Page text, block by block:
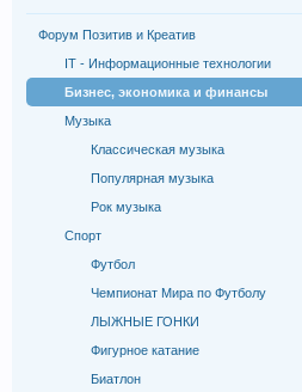
Форум Позитив и Креатив
IT - Информационные технологии
Бизнес, экономика и финансы
Музыка
Классическая музыка
Популярная музыка
Рок музыка
Спорт
Футбол
Чемпионат Мира по Футболу
ЛЫЖНЫЕ ГОНКИ
Фигурное катание
Биатлон